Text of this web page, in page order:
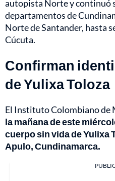
autopista Norte y continuó
departamentos de
Norte de Santander, hasta
Cúcuta.
Confirman
de Yulixa Toloza
El Instituto Colombiano de
la mañana de este
cuerpo sin vida de Yulixa
Apulo, Cundinamarca.